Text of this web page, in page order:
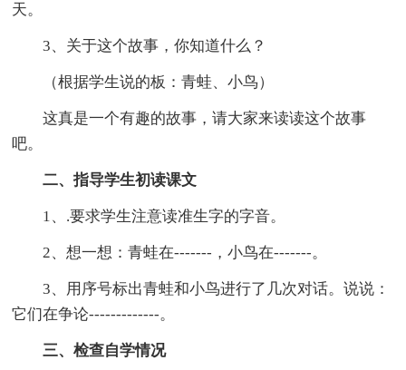
天。
3、关于这个故事，你知道什么？
（根据学生说的板：青蛙、小鸟）
这真是一个有趣的故事，请大家来读读这个故事
吧。
二、指导学生初读课文
1、.要求学生注意读准生字的字音。
2、想一想：青蛙在-------，小鸟在-------。
3、用序号标出青蛙和小鸟进行了几次对话。说说：
它们在争论-------------。
三、检查自学情况